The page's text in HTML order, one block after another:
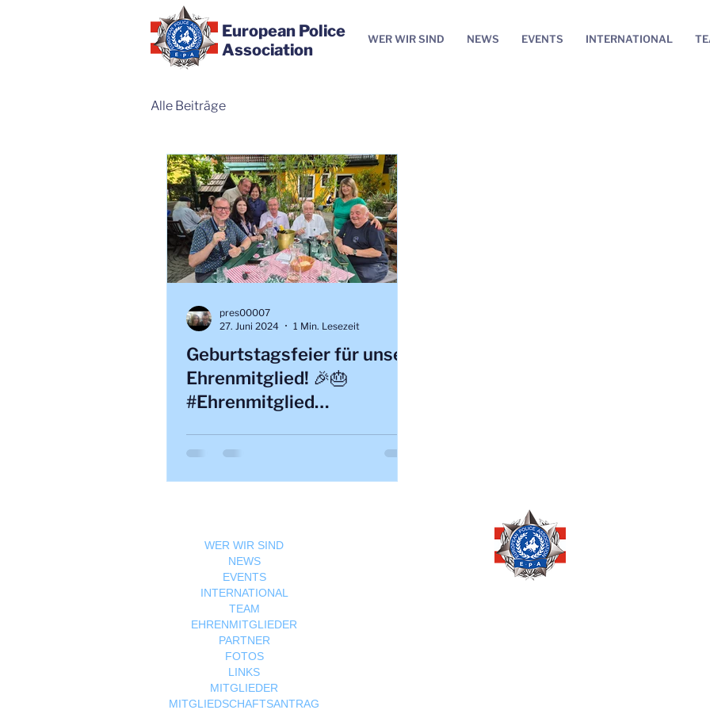
European Police
Association
WER WIR SIND NEWS EVENTS INTERNATIONAL
Alle Beiträge
Geburtstagsfeier für unser
Ehrenmitglied! 🎉🎂
#Ehrenmitglied
pres00007
27. Juni 2024
1 Min. Lesezeit
WER WIR SIND
NEWS
EVENTS
INTERNATIONAL
TEAM
EHRENMITGLIEDER
PARTNER
FOTOS
LINKS
MITGLIEDER
MITGLIEDSCHAFTSANTRAG